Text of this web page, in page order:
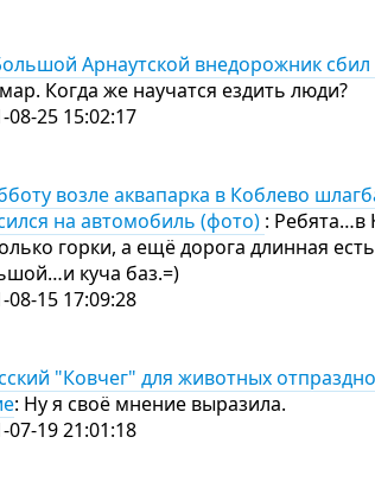
Арнаутской внедорожник
Когда же научатся ездить люди?
08-25 15:02:17
возле аквапарка в Коблево
на автомобиль (фото) : Ребята…в
горки, а ещё дорога длинная
куча баз.=)
08-15 17:09:28
"Ковчег" для животных
: Ну я своё мнение выразила.
07-19 21:01:18